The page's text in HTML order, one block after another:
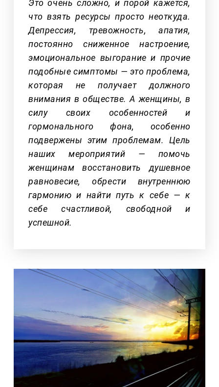
Это очень сложно, и порой кажется,
что взять ресурсы просто неоткуда.
Депрессия, тревожность, апатия,
постоянно сниженное настроение,
эмоциональное выгорание и прочие
подобные симптомы — это проблема,
которая не получает должного
внимания в обществе. А женщины, в
силу своих особенностей и
гормонального фона, особенно
подвержены этим проблемам. Цель
наших мероприятий — помочь
женщинам восстановить душевное
равновесие, обрести внутреннюю
гармонию и найти путь к себе — к
себе счастливой, свободной и
успешной.